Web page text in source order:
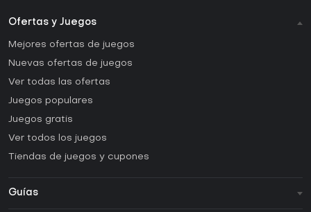
Ofertas y Juegos
Mejores ofertas de juegos
Nuevas ofertas de juegos
Ver todas las ofertas
Juegos populares
Juegos gratis
Ver todos los juegos
Tiendas de juegos y cupones
Guías